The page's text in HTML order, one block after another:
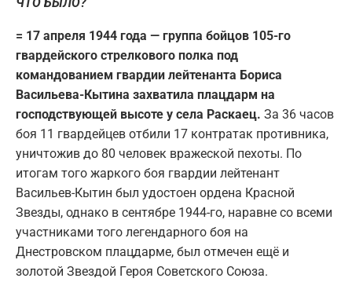
= 17 апреля 1944 года — группа бойцов 105-го
гвардейского стрелкового полка под
командованием гвардии лейтенанта Бориса
Васильева-Кытина захватила плацдарм на
господствующей высоте у села Раскаец. За 36 часов
боя 11 гвардейцев отбили 17 контратак противника,
уничтожив до 80 человек вражеской пехоты. По
итогам того жаркого боя гвардии лейтенант
Васильев-Кытин был удостоен ордена Красной
Звезды, однако в сентябре 1944-го, наравне со всеми
участниками того легендарного боя на
Днестровском плацдарме, был отмечен ещё и
золотой Звездой Героя Советского Союза.